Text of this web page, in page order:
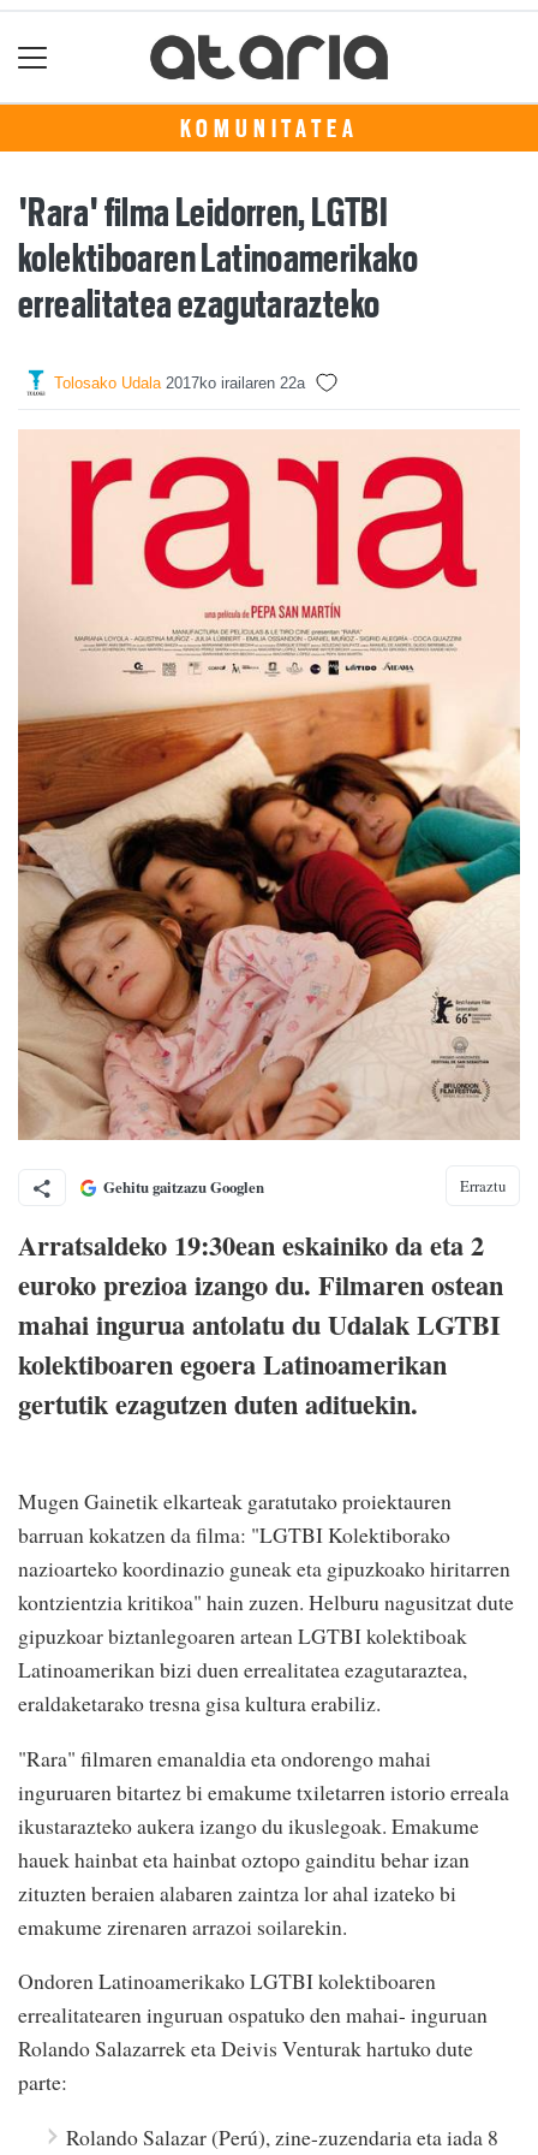
KOMUNITATEA
'Rara' filma Leidorren, LGTBI
kolektiboaren Latinoamerikako
errealitatea ezagutarazteko
Tolosako Udala 2017ko irailaren 22a
Gehitu gaitzazu Googlen Erraztu
Arratsaldeko 19:30ean eskainiko da eta 2
euroko prezioa izango du. Filmaren ostean
mahai ingurua antolatu du Udalak LGTBI
kolektiboaren egoera Latinoamerikan
gertutik ezagutzen duten adituekin.
Mugen Gainetik elkarteak garatutako proiektauren
barruan kokatzen da filma: "LGTBI Kolektiborako
nazioarteko koordinazio guneak eta gipuzkoako hiritarren
kontzientzia kritikoa" hain zuzen. Helburu nagusitzat dute
gipuzkoar biztanlegoaren artean LGTBI kolektiboak
Latinoamerikan bizi duen errealitatea ezagutaraztea,
eraldaketarako tresna gisa kultura erabiliz.
"Rara" filmaren emanaldia eta ondorengo mahai
inguruaren bitartez bi emakume txiletarren istorio erreala
ikustarazteko aukera izango du ikuslegoak. Emakume
hauek hainbat eta hainbat oztopo gainditu behar izan
zituzten beraien alabaren zaintza lor ahal izateko bi
emakume zirenaren arrazoi soilarekin.
Ondoren Latinoamerikako LGTBI kolektiboaren
errealitatearen inguruan ospatuko den mahai- inguruan
Rolando Salazarrek eta Deivis Venturak hartuko dute
parte:
Rolando Salazar (Perú), zine-zuzendaria eta iada 8